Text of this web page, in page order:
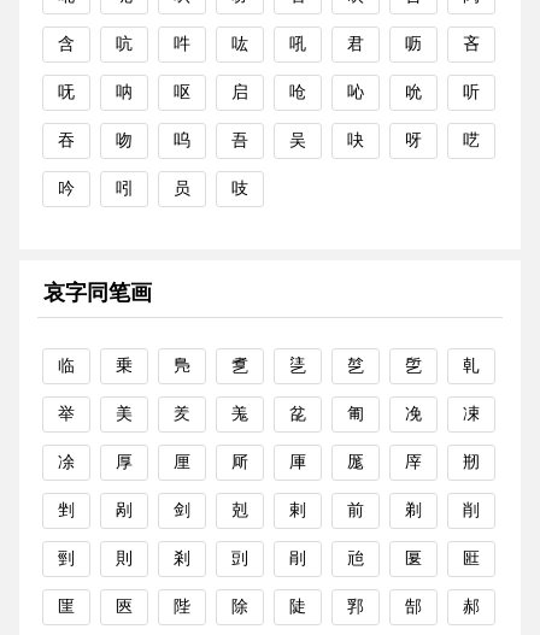
含 吭 吽 吰 吼 君 呖 吝
呒 呐 呕 启 呛 吣 吮 听
吞 吻 呜 吾 吴 吷 呀 呓
吟 吲 员 吱
哀字同笔画
临 乗 鳬 乽 乼 乻 乺 乹
举 美 羑 羗 兺 匍 凂 凁
凃 厚 厘 厛 厙 厖 厗 剏
剉 剐 剑 剋 剌 前 剃 削
剄 則 剎 剅 剈 兘 匽 匨
匩 匧 陛 除 陡 郛 郜 郝